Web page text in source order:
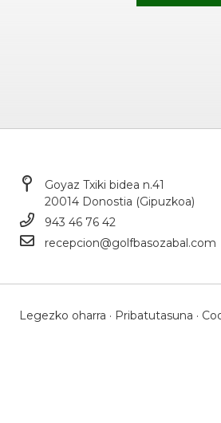
Goyaz Txiki bidea n.41
20014 Donostia (Gipuzkoa)
943 46 76 42
recepcion@golfbasozabal.com
Legezko oharra · Pribatutasuna ·